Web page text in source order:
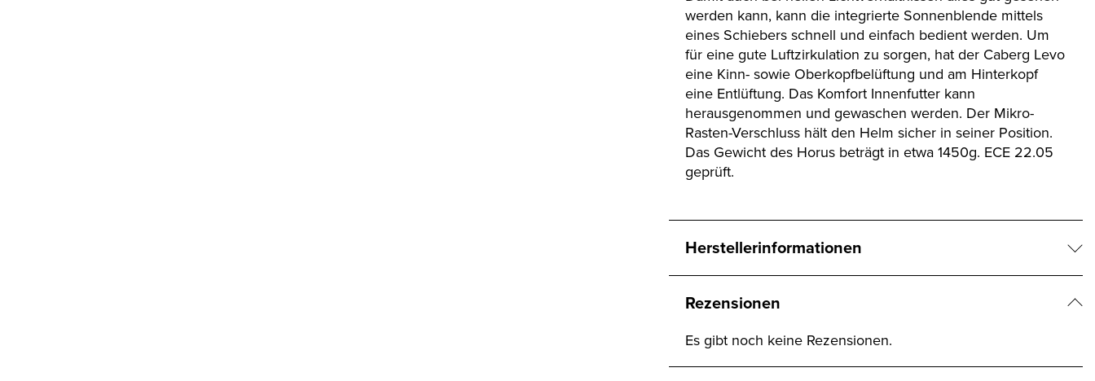
werden kann, kann die integrierte Sonnenblende mittels
eines Schiebers schnell und einfach bedient werden. Um
für eine gute Luftzirkulation zu sorgen, hat der Caberg Levo
eine Kinn- sowie Oberkopfbelüftung und am Hinterkopf
eine Entlüftung. Das Komfort Innenfutter kann
herausgenommen und gewaschen werden. Der Mikro-
Rasten-Verschluss hält den Helm sicher in seiner Position.
Das Gewicht des Horus beträgt in etwa 1450g. ECE 22.05
geprüft.
Herstellerinformationen
Rezensionen
Es gibt noch keine Rezensionen.